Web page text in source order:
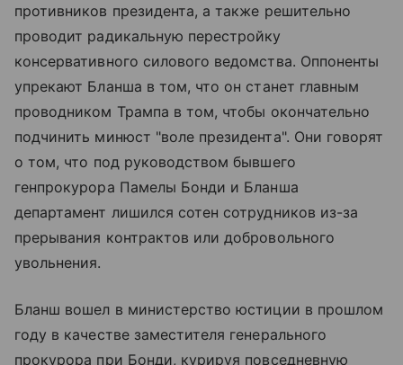
противников президента, а также решительно
проводит радикальную перестройку
консервативного силового ведомства. Оппоненты
упрекают Бланша в том, что он станет главным
проводником Трампа в том, чтобы окончательно
подчинить минюст "воле президента". Они говорят
о том, что под руководством бывшего
генпрокурора Памелы Бонди и Бланша
департамент лишился сотен сотрудников из-за
прерывания контрактов или добровольного
увольнения.
Бланш вошел в министерство юстиции в прошлом
году в качестве заместителя генерального
прокурора при Бонди, курируя повседневную